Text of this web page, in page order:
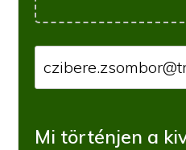
Mi történjen a